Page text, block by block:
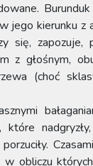
jego kierunku z
się,
z głośnym,
(choć
które
obliczu